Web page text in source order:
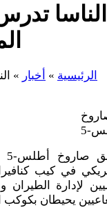
الناسا
الرئيسية » أخبار »
في كيب
لإدارة الطيران
يحيطان بكوكب